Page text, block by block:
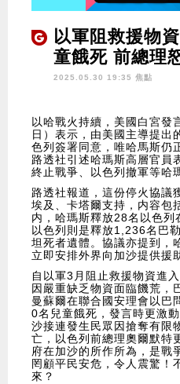
以軍阻救援物
童餓死 前總理
2025.05.30 19:35 焦點
以哈戰火持續，美國白宮發
日）表示，由美國主導提出
色列簽署同意，唯哈馬斯仍
路透社引述哈瑪斯高層官員
終止戰爭、以色列撤軍等哈
路透社報道，這份停火協議
埃及、卡塔爾支持，内容包
内，哈瑪斯釋放28名以色列
以色列則是釋放1,236名巴
坦死者遺體。協議亦提到，
立即安排外界向加沙提供援
自以軍3月阻止救援物資進
因嚴重缺乏物資面臨饑荒，
曼蘇爾在聯合國安理會以巴
0名兒童餓死，發言時更激
沙接連發生民眾因搶奪有限
亡，以色列前總理奧爾默特
府在加沙的所作所為，是戰
罔顧平民安危，令人震驚！
來？